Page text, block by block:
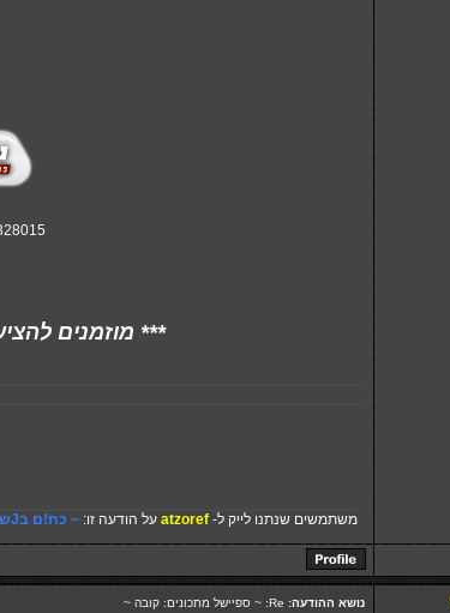
*** מוזמנים
משתמשים שנתנו לייק ל- atzoref על הודעה זו: ~ כת!ם בJשמה ~
נושא ההודעה: